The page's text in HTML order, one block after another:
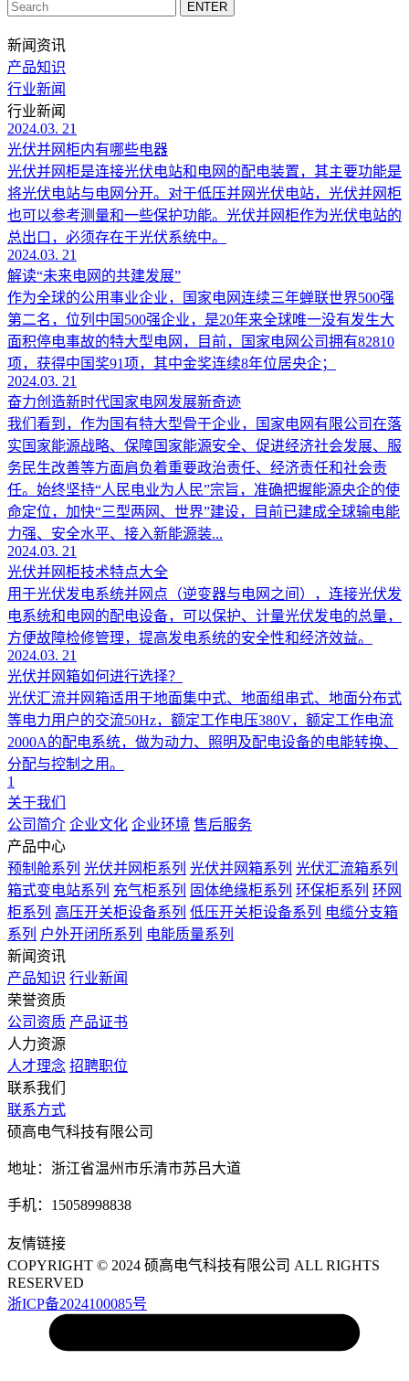
新闻资讯
产品知识
行业新闻
行业新闻
2024.03. 21
光伏并网柜内有哪些电器
光伏并网柜是连接光伏电站和电网的配电装置，其主要功能是
将光伏电站与电网分开。对于低压并网光伏电站，光伏并网柜
也可以参考测量和一些保护功能。光伏并网柜作为光伏电站的
总出口，必须存在于光伏系统中。
2024.03. 21
解读“未来电网的共建发展”
作为全球的公用事业企业，国家电网连续三年蝉联世界500强
第二名，位列中国500强企业，是20年来全球唯一没有发生大
面积停电事故的特大型电网，目前，国家电网公司拥有82810
项，获得中国奖91项，其中金奖连续8年位居央企；
2024.03. 21
奋力创造新时代国家电网发展新奇迹
我们看到，作为国有特大型骨干企业，国家电网有限公司在落
实国家能源战略、保障国家能源安全、促进经济社会发展、服
务民生改善等方面肩负着重要政治责任、经济责任和社会责
任。始终坚持“人民电业为人民”宗旨，准确把握能源央企的使
命定位，加快“三型两网、世界”建设，目前已建成全球输电能
力强、安全水平、接入新能源装...
2024.03. 21
光伏并网柜技术特点大全
用于光伏发电系统并网点（逆变器与电网之间），连接光伏发
电系统和电网的配电设备，可以保护、计量光伏发电的总量，
方便故障检修管理，提高发电系统的安全性和经济效益。
2024.03. 21
光伏并网箱如何进行选择？
光伏汇流并网箱适用于地面集中式、地面组串式、地面分布式
等电力用户的交流50Hz，额定工作电压380V，额定工作电流
2000A的配电系统，做为动力、照明及配电设备的电能转换、
分配与控制之用。
1
关于我们
公司简介 企业文化 企业环境 售后服务
产品中心
预制舱系列 光伏并网柜系列 光伏并网箱系列 光伏汇流箱系列
箱式变电站系列 充气柜系列 固体绝缘柜系列 环保柜系列 环网
柜系列 高压开关柜设备系列 低压开关柜设备系列 电缆分支箱
系列 户外开闭所系列 电能质量系列
新闻资讯
产品知识 行业新闻
荣誉资质
公司资质 产品证书
人力资源
人才理念 招聘职位
联系我们
联系方式
硕高电气科技有限公司
地址：浙江省温州市乐清市苏吕大道
手机：15058998838
友情链接
COPYRIGHT © 2024 硕高电气科技有限公司 ALL RIGHTS
RESERVED
浙ICP备2024100085号